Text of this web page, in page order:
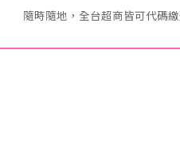
隨時隨地，全台超商皆可代碼